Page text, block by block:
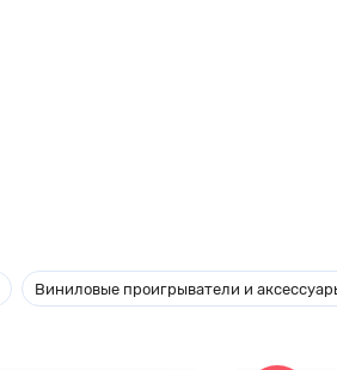
Виниловые проигрыватели и